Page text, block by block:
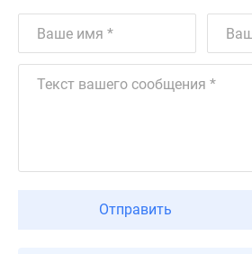
Апартаменты
#траншевая
ипотека
#рассрочка
Отправить